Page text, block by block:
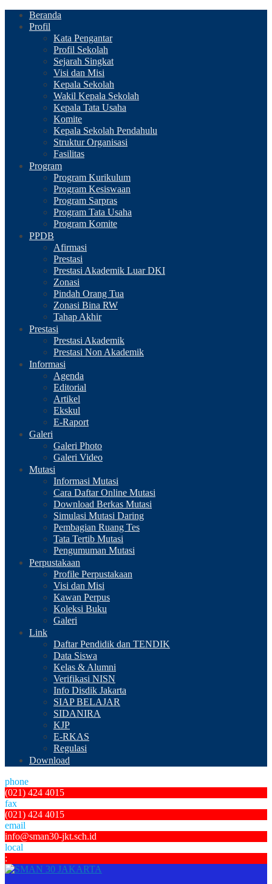
Beranda
Profil
Kata Pengantar
Profil Sekolah
Sejarah Singkat
Visi dan Misi
Kepala Sekolah
Wakil Kepala Sekolah
Kepala Tata Usaha
Komite
Kepala Sekolah Pendahulu
Struktur Organisasi
Fasilitas
Program
Program Kurikulum
Program Kesiswaan
Program Sarpras
Program Tata Usaha
Program Komite
PPDB
Afirmasi
Prestasi
Prestasi Akademik Luar DKI
Zonasi
Pindah Orang Tua
Zonasi Bina RW
Tahap Akhir
Prestasi
Prestasi Akademik
Prestasi Non Akademik
Informasi
Agenda
Editorial
Artikel
Ekskul
E-Raport
Galeri
Galeri Photo
Galeri Video
Mutasi
Informasi Mutasi
Cara Daftar Online Mutasi
Download Berkas Mutasi
Simulasi Mutasi Daring
Pembagian Ruang Tes
Tata Tertib Mutasi
Pengumuman Mutasi
Perpustakaan
Profile Perpustakaan
Visi dan Misi
Kawan Perpus
Koleksi Buku
Galeri
Link
Daftar Pendidik dan TENDIK
Data Siswa
Kelas & Alumni
Verifikasi NISN
Info Disdik Jakarta
SIAP BELAJAR
SIDANIRA
KJP
E-RKAS
Regulasi
Download
phone
(021) 424 4015
fax
(021) 424 4015
email
info@sman30-jkt.sch.id
local
: